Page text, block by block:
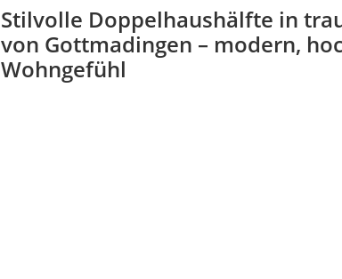
Stilvolle Doppelhaushälfte in
von Gottmadingen – modern,
Wohngefühl